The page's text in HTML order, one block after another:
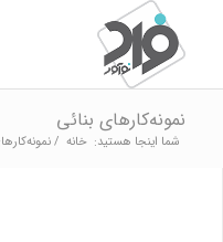
نمونه‌کارهای بنائی
شما اینجا هستید: خانه /